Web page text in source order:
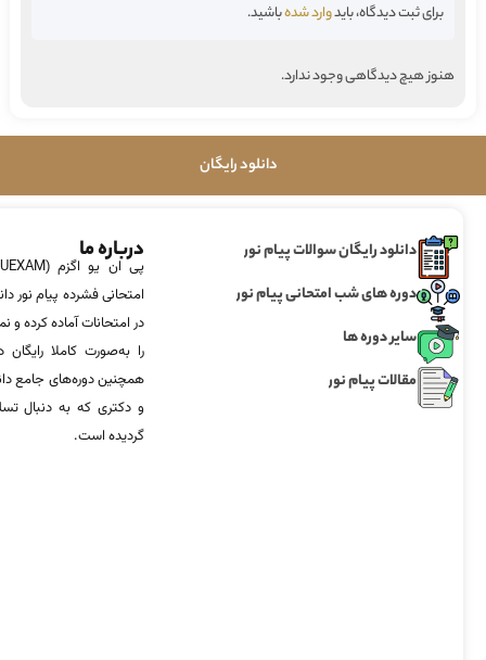
برای ثبت دیدگاه، بایدوارد شدهباشید.
هنوز هیچ دیدگاهی وجود ندارد.
دانلود رایگان
دانلود رایگان سوالات پیام نور
دوره های شب امتحانی پیام نور
سایر دوره ها
مقالات پیام نور
درباره ما
امتحانی فشرده پیام نور
در امتحانات آماده‌ کرده
را به‌صورت کاملا
همچنین دوره‌های جامع
و دکتری که به دنبال
گردیده است.